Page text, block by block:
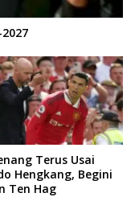
Terus Usai
Hengkang, Begini
Ten Hag